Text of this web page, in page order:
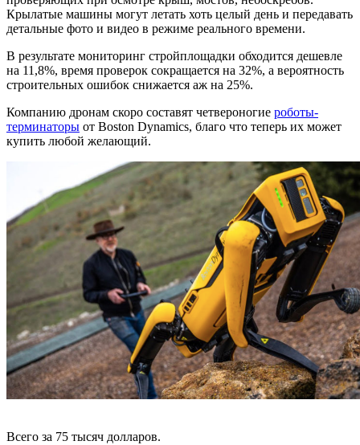
Крылатые машины могут летать хоть целый день и передавать
детальные фото и видео в режиме реального времени.
В результате мониторинг стройплощадки обходится дешевле
на 11,8%, время проверок сокращается на 32%, а вероятность
строительных ошибок снижается аж на 25%.
Компанию дронам скоро составят четвероногие роботы-
терминаторы от Boston Dynamics, благо что теперь их может
купить любой желающий.
Всего за 75 тысяч долларов.